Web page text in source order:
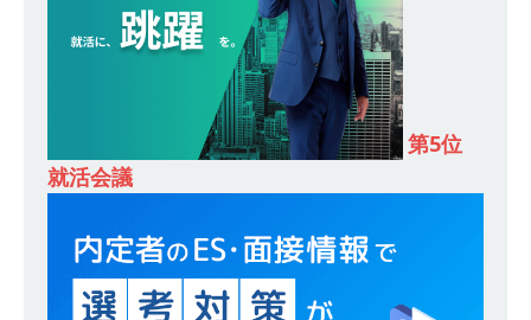
としてクライアントの課題を解決 ｜ 土日祝完全
休み ｜ データアナリティクスラボ
極採用企業
[ 2026年5月14日 ]
【 28卒 ｜ 東京勤務・転勤な
字経営。売上は常に右肩上がり ｜ 未経験から営
業として成長・収入アップが目指せる環境 ｜ オ
第5位
就活会議